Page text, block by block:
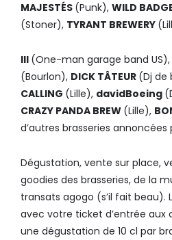
MAJESTÉS (Punk), WILD
(Stoner), TYRANT BREWERY
III (One-man garage band US),
(Bourlon), DICK TÂTEUR (Dj de
CALLING (Lille), davidBoeing
CRAZY PANDA BREW (Lille),
d’autres brasseries
Dégustation, vente sur place,
goodies des brasseries, de la
transats agogo (s’il fait beau).
avec votre ticket d’entrée
une dégustation de 10 cl par